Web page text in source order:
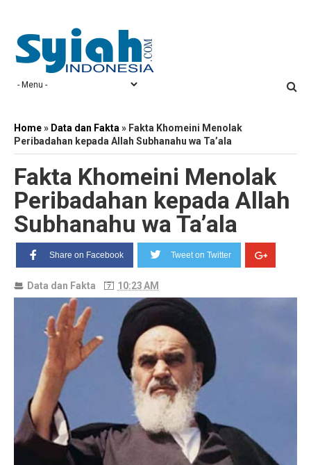
Home» Data dan Fakta » Fakta Khomeini Menolak
Peribadahan kepada Allah Subhanahu wa Ta’ala
Fakta Khomeini Menolak
Peribadahan kepada Allah
Subhanahu wa Ta’ala
Share on Facebook Tweet on Twitter
Data dan Fakta 10:23 AM